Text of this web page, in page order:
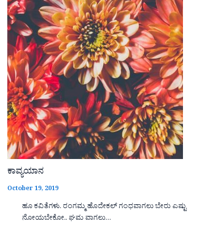
ಕಾವ್ಯಯಾನ
October 19, 2019
ಹೂ ಕವಿತೆಗಳು. ರಂಗಮ್ಮ ಹೊದೇಕಲ್ ಗಂಧವಾಗಲು ಬೇರು ಎಷ್ಟು
ನೋಯಬೇಕೋ.. ಘಮ ವಾಗಲು…